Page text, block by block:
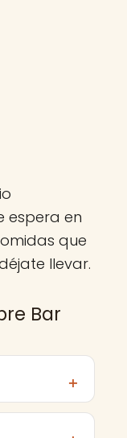
espera en
que
llevar.
Bar